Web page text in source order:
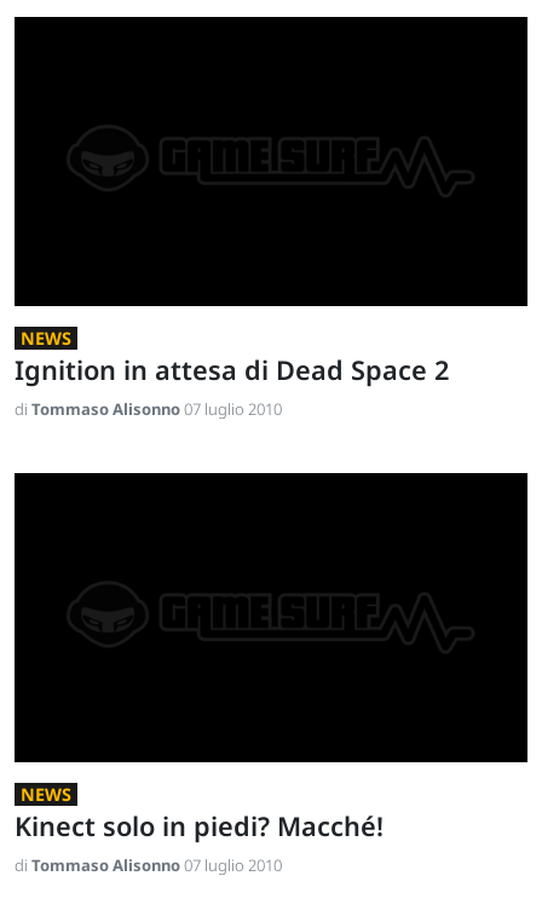
NEWS
Ignition in attesa di Dead Space 2
di Tommaso Alisonno07 luglio 2010
NEWS
Kinect solo in piedi? Macché!
di Tommaso Alisonno07 luglio 2010